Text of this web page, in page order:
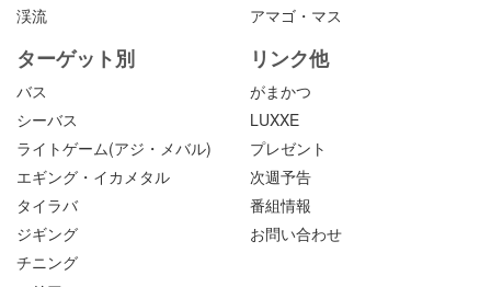
渓流
アマゴ・マス
ターゲット別
バス
シーバス
ライトゲーム(アジ・メバル)
エギング・イカメタル
タイラバ
ジギング
チニング
リンク他
がまかつ
LUXXE
プレゼント
次週予告
番組情報
お問い合わせ